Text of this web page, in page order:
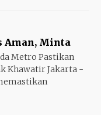
Aman, Minta
Metro Pastikan
Khawatir Jakarta -